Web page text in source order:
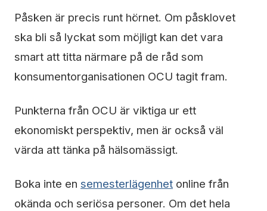
Påsken är precis runt hörnet. Om påsklovet
ska bli så lyckat som möjligt kan det vara
smart att titta närmare på de råd som
konsumentorganisationen OCU tagit fram.
Punkterna från OCU är viktiga ur ett
ekonomiskt perspektiv, men är också väl
värda att tänka på hälsomässigt.
Boka inte en semesterlägenhet online från
okända och seriösa personer. Om det hela